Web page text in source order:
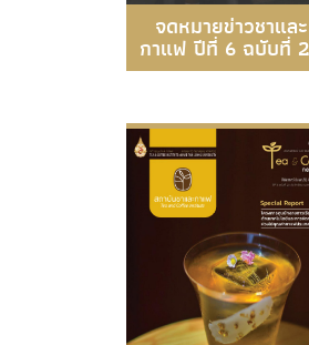
จดหมายข่าวชาและ
กาแฟ ปีที่ 6 ฉบับที่